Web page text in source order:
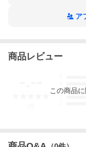
ア
商品レビュー
3
この商品